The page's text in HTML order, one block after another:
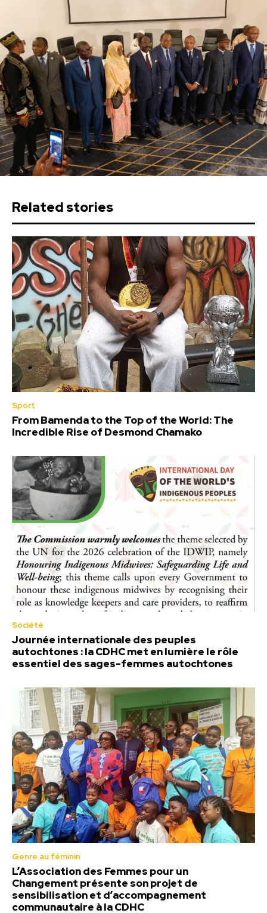
Related stories
Sport
From Bamenda to the Top of the World: The
Incredible Rise of Desmond Chamako
Société
Journée internationale des peuples
autochtones : la CDHC met en lumière le rôle
essentiel des sages-femmes autochtones
Genre au féminin
L’Association des Femmes pour un
Changement présente son projet de
sensibilisation et d’accompagnement
communautaire à la CDHC